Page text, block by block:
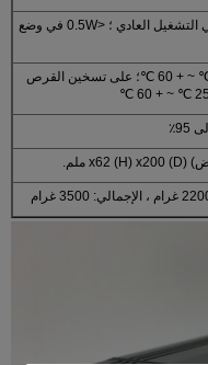
<10W في التشغيل العادي ؛ <0.5W في وضع
عادي: 0 ℃ ~ + 60 ℃؛ على تسخين القرص